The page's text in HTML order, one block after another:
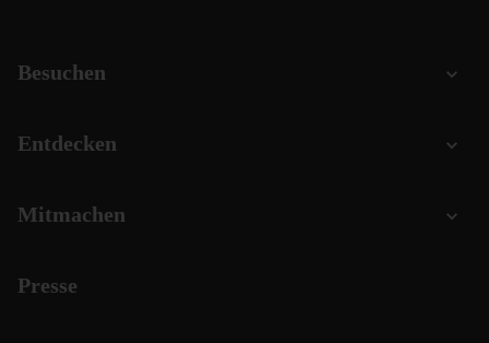
Besuchen
Entdecken
Mitmachen
Presse